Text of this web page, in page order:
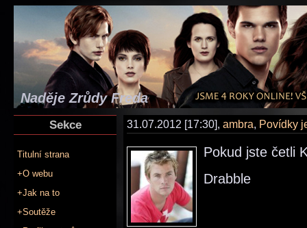
Naděje Zrůdy Freda
Sekce
Titulní strana
+O webu
+Jak na to
+Soutěže
31.07.2012 [17:30], ambra, Povídky
Pokud jste četli
Drabble